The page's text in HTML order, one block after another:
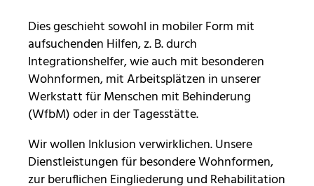
Dies geschieht sowohl in mobiler Form mit
aufsuchenden Hilfen, z. B. durch
Integrationshelfer, wie auch mit besonderen
Wohnformen, mit Arbeitsplätzen in unserer
Werkstatt für Menschen mit Behinderung
(WfbM) oder in der Tagesstätte.
Wir wollen Inklusion verwirklichen. Unsere
Dienstleistungen für besondere Wohnformen,
zur beruflichen Eingliederung und Rehabilitation
mtm_consent_removed
Name:
mtm_consent oder mtm_consent_removed
Anbieter:
Stiftung Scheuern
Zweck:
Speichert, ob Sie der Seitenstatistik mit Matomo
zugestimmt haben